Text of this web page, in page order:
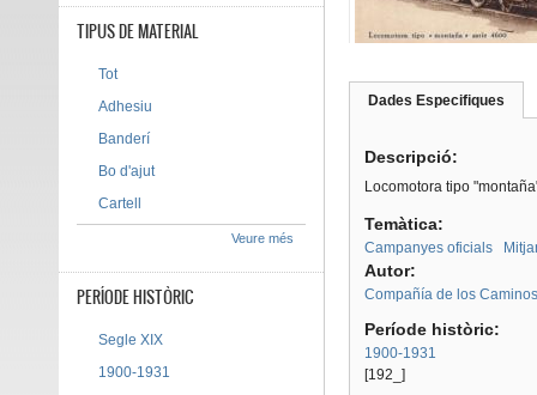
Dades Especifiques
Descripció:
Locomotora tipo
Temàtica:
Campanyes oficials
Autor:
Compañía de los
Període històric:
1900-1931
[192_]
TIPUS DE MATERIAL
Tot
Adhesiu
Banderí
Bo d'ajut
Cartell
Veure més
PERÍODE HISTÒRIC
Segle XIX
1900-1931